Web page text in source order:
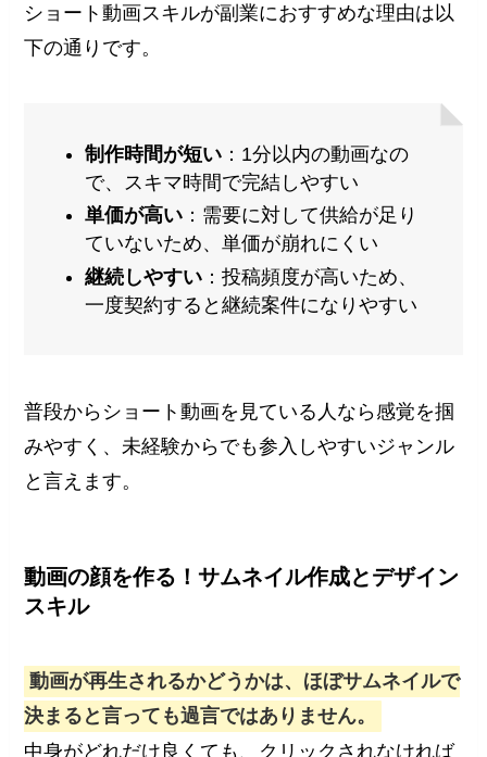
ショート動画スキルが副業におすすめな理由は以
下の通りです。
制作時間が短い ：1分以内の動画なの
で、スキマ時間で完結しやすい
単価が高い ：需要に対して供給が足り
ていないため、単価が崩れにくい
継続しやすい ：投稿頻度が高いため、
一度契約すると継続案件になりやすい
普段からショート動画を見ている人なら感覚を掴
みやすく、未経験からでも参入しやすいジャンル
と言えます。
動画の顔を作る！サムネイル作成とデザイン
スキル
動画が再生されるかどうかは、ほぼサムネイルで
決まると言っても過言ではありません。
中身がどれだけ良くても、クリックされなければ